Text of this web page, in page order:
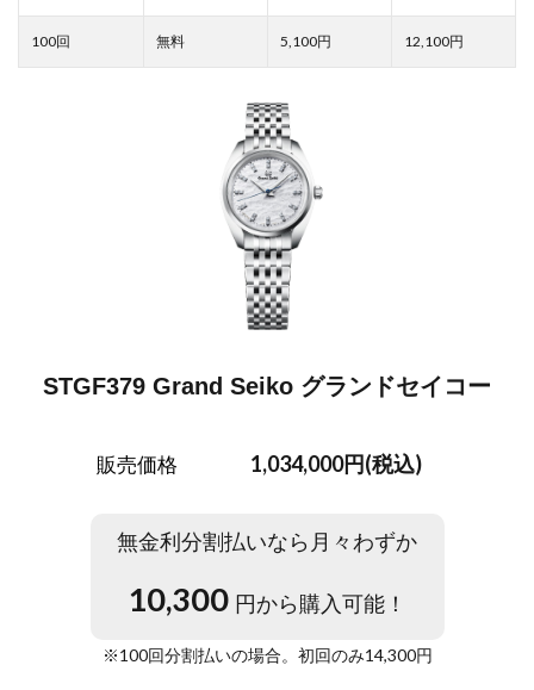
5,100 12,100
STGF379 Grand Seiko グランドセイコー
販売価格 1,034,000円(税込)
無金利分割払いなら月々わずか
10,300 円から購入可能！
※100回分割払いの場合。初回のみ14,300円